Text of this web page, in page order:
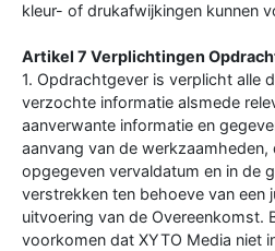
kleur- of drukafwijkingen kunnen
Artikel 7 Verplichtingen
1. Opdrachtgever is verplicht alle
verzochte informatie alsmede
aanverwante informatie en
aanvang van de
opgegeven vervaldatum en in de
verstrekken ten behoeve van een
uitvoering van de Overeenkomst.
voorkomen dat XYTO Media niet